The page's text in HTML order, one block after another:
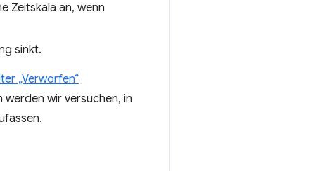
Zeitskala an, wenn
sinkt.
„Verworfen“
werden wir versuchen, in